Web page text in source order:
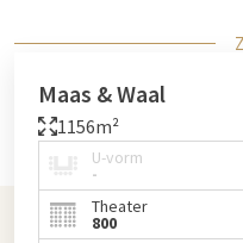
Maas & Waal
1156m²
U-vorm
-
Theater
800